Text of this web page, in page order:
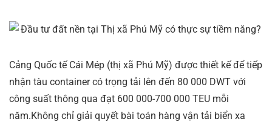
Cảng Quốc tế Cái Mép (thị xã Phú Mỹ) được thiết kế để tiếp
nhận tàu container có trọng tải lên đến 80 000 DWT với
công suất thông qua đạt 600 000-700 000 TEU mỗi
năm.Không chỉ giải quyết bài toán hàng vận tải biển xa